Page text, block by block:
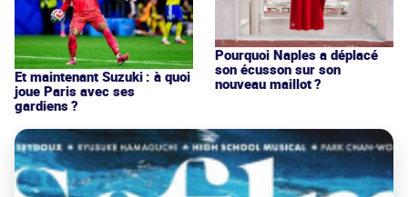
Et maintenant Suzuki : à quoi
joue Paris avec ses
gardiens ?
Pourquoi Naples a déplacé
son écusson sur son
nouveau maillot ?